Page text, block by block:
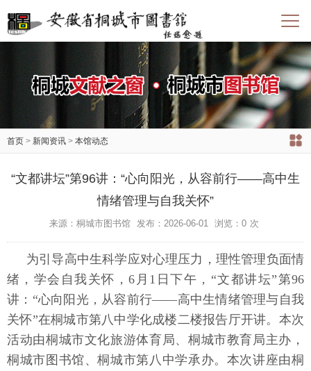
首页 > 新闻资讯 > 本馆动态
“文都讲坛”第96讲：“心向阳光，从容前行——高中生
情绪管理与自我关怀”
来源：桐城市图书馆 发布：2026-06-01 浏览： 0 次
为引导高中生科学应对心理压力，理性管理负面情
绪，学会自我关怀，6月1日下午，“文都讲坛”第96
讲：“心向阳光，从容前行——高中生情绪管理与自我
关怀”在桐城市第八中学化成楼二楼报告厅开讲。本次
活动由桐城市文化旅游体育局、桐城市教育局主办，
桐城市图书馆、桐城市第八中学承办。本次讲座由桐